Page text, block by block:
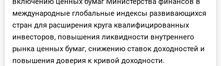
международные глобальные индексы развивающихся
стран для расширения круга квалифицированных
инвесторов, повышения ликвидности внутреннего
рынка ценных бумаг, снижению ставок доходностей и
повышения доверия к кривой доходности.